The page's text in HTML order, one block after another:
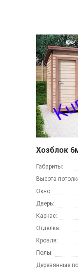
Хозблок
Габариты:
Высота
Окно:
Дверь:
Каркас:
Отделка:
Кровля:
Полы:
Деревянные